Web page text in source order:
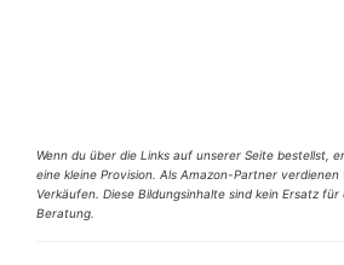
Wenn du über die Links auf unserer Seite bestellst,
eine kleine Provision. Als Amazon-Partner
Verkäufen. Diese Bildungsinhalte sind kein Ersatz
Beratung.